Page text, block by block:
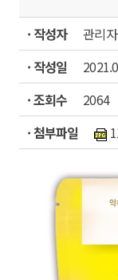
· 작성자
관리자
· 작성일
· 조회수
2064
· 첨부파일